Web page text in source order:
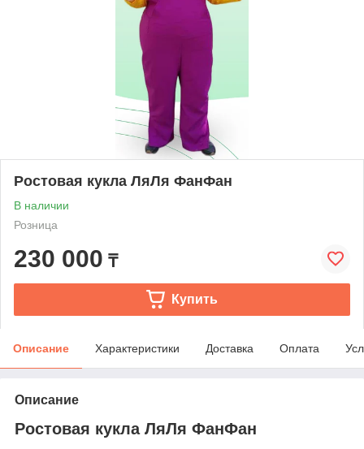
Ростовая кукла ЛяЛя ФанФан
В наличии
Розница
230 000 ₸
Купить
Описание Характеристики Доставка Оплата
Описание
Ростовая кукла ЛяЛя ФанФан